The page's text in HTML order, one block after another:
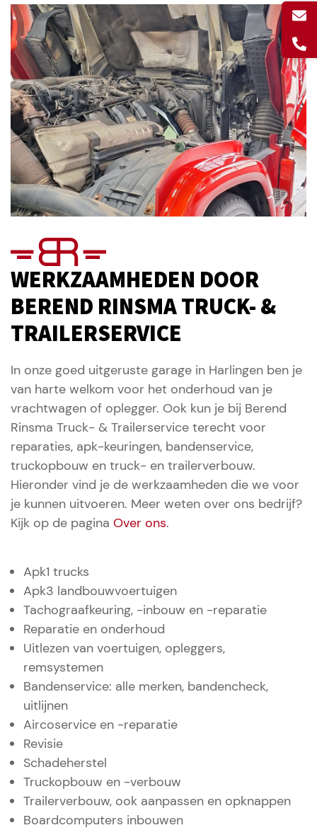
WERKZAAMHEDEN DOOR
BEREND RINSMA TRUCK- &
TRAILERSERVICE
In onze goed uitgeruste garage in Harlingen ben je
van harte welkom voor het onderhoud van je
vrachtwagen of oplegger. Ook kun je bij Berend
Rinsma Truck- & Trailerservice terecht voor
reparaties, apk-keuringen, bandenservice,
truckopbouw en truck- en trailerverbouw.
Hieronder vind je de werkzaamheden die we voor
je kunnen uitvoeren. Meer weten over ons bedrijf?
Kijk op de pagina Over ons.
Apk1 trucks
Apk3 landbouwvoertuigen
Tachograafkeuring, -inbouw en -reparatie
Reparatie en onderhoud
Uitlezen van voertuigen, opleggers,
remsystemen
Bandenservice: alle merken, bandencheck,
uitlijnen
Aircoservice en -reparatie
Revisie
Schadeherstel
Truckopbouw en -verbouw
Trailerverbouw, ook aanpassen en opknappen
Boardcomputers inbouwen